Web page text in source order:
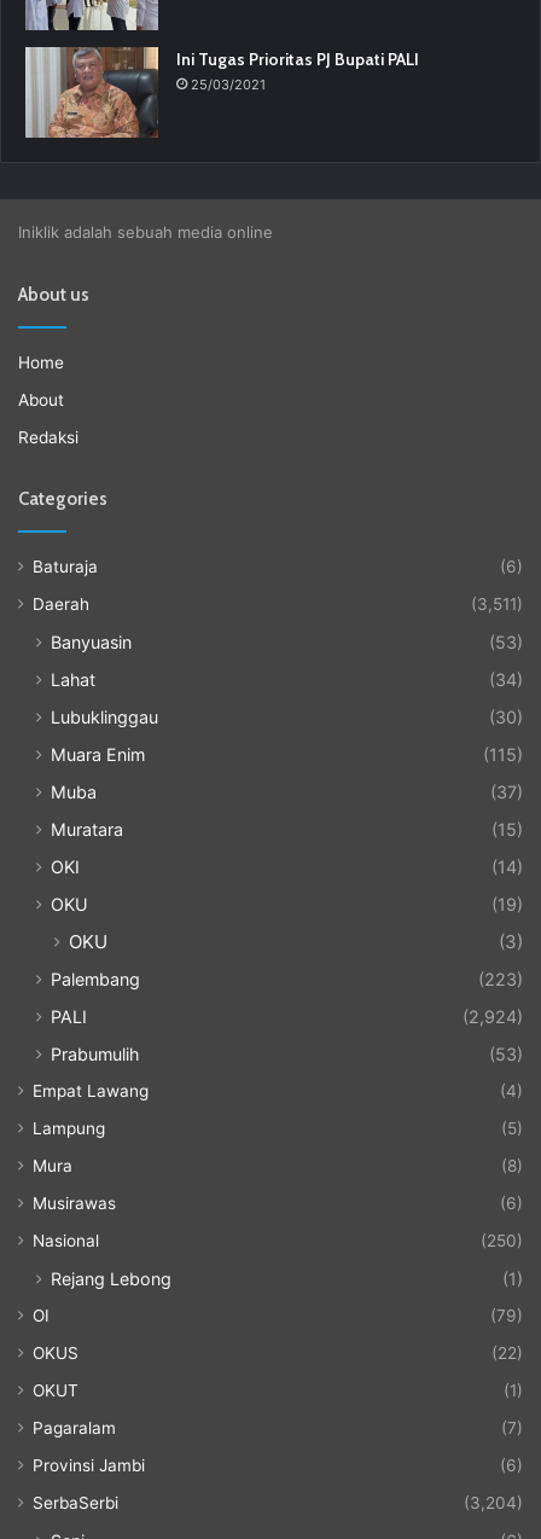
Ini Tugas Prioritas PJ Bupati PALI
25/03/2021
Iniklik adalah sebuah media online
About us
Home
About
Redaksi
Categories
Baturaja
(6)
Daerah
(3,511)
Banyuasin
(53)
Lahat
(34)
Lubuklinggau
(30)
Muara Enim
(115)
Muba
(37)
Muratara
(15)
OKI
(14)
OKU
(19)
OKU (3)
Palembang
(223)
PALI
(2,924)
Prabumulih
(53)
Empat Lawang
(4)
Lampung
(5)
Mura
(8)
Musirawas
(6)
Nasional
(250)
Rejang Lebong (1)
OI
(79)
OKUS
(22)
OKUT
(1)
Pagaralam
(7)
Provinsi Jambi
(6)
SerbaSerbi
(3,204)